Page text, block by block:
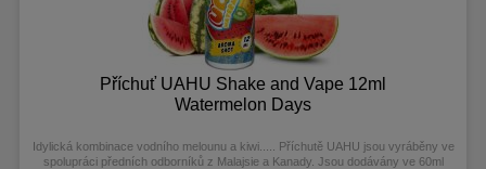
Příchuť UAHU Shake and Vape 12ml
Watermelon Days
Idylická kombinace vodního melounu a kiwi..
Příchutě UAHU jsou vyráběny ve
spolupráci předních odborníků z Malajsie a Kanady. Jsou dodávány ve 60ml